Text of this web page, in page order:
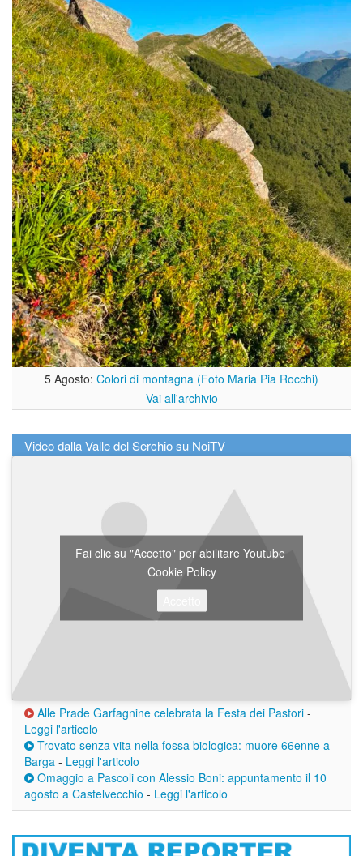
5 Agosto: Colori di montagna (Foto Maria Pia Rocchi)
Vai all'archivio
Video dalla Valle del Serchio su NoiTV
Fai clic su "Accetto" per abilitare Youtube
Cookie Policy
Alle Prade Garfagnine celebrata la Festa dei Pastori -
Leggi l'articolo
Trovato senza vita nella fossa biologica: muore 66enne a
Barga - Leggi l'articolo
Omaggio a Pascoli con Alessio Boni: appuntamento il 10
agosto a Castelvecchio - Leggi l'articolo